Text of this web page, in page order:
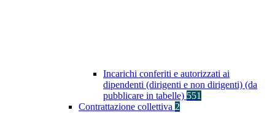
Incarichi conferiti e autorizzati ai
dipendenti (dirigenti e non dirigenti) (da
pubblicare in tabelle) 551
Contrattazione collettiva 2